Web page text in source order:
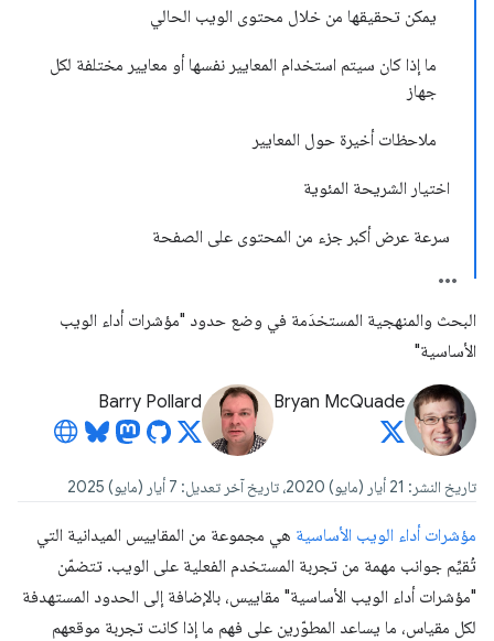
يمكن تحقيقها من خلال محتوى الويب الحالي
ما إذا كان سيتم استخدام المعايير نفسها أو معايير مختلفة لكل
جهاز
ملاحظات أخيرة حول المعايير
اختيار الشريحة المئوية
سرعة عرض أكبر جزء من المحتوى على الصفحة
البحث والمنهجية المستخدَمة في وضع حدود "مؤشرات أداء الويب
الأساسية"
Bryan McQuade
Barry Pollard
تاريخ النشر: 21 أيار (مايو) 2020، تاريخ آخر تعديل: 7 أيار (مايو) 2025
مؤشرات أداء الويب الأساسية هي مجموعة من المقاييس الميدانية التي
تُقيِّم جوانب مهمة من تجربة المستخدم الفعلية على الويب. تتضمّن
"مؤشرات أداء الويب الأساسية" مقاييس، بالإضافة إلى الحدود المستهدفة
لكل مقياس، ما يساعد المطوّرين على فهم ما إذا كانت تجربة موقعهم